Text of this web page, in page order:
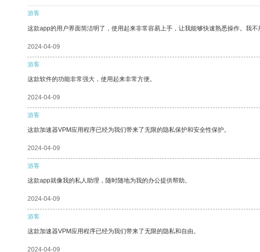
游客
这款app的用户界面简洁明了，使用起来非常容易上手，让我能够快速熟悉操作。我不
2024-04-09
游客
这款软件的功能非常强大，使用起来非常方便。
2024-04-09
游客
这款加速器VPM应用程序已经为我们带来了无限的隐私保护和安全性保护。
2024-04-09
游客
这款app就像我的私人助理，随时随地为我的办公提供帮助。
2024-04-09
游客
这款加速器VPM应用程序已经为我们带来了无限的隐私和自由。
2024-04-09